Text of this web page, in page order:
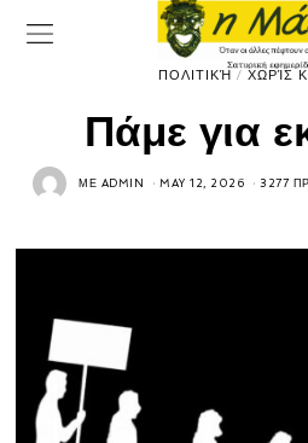
ΠΟΛΙΤΙΚΉ / ΧΩΡΊΣ
Πάμε για
ΜΕ ADMIN MAY 12, 2026 3277